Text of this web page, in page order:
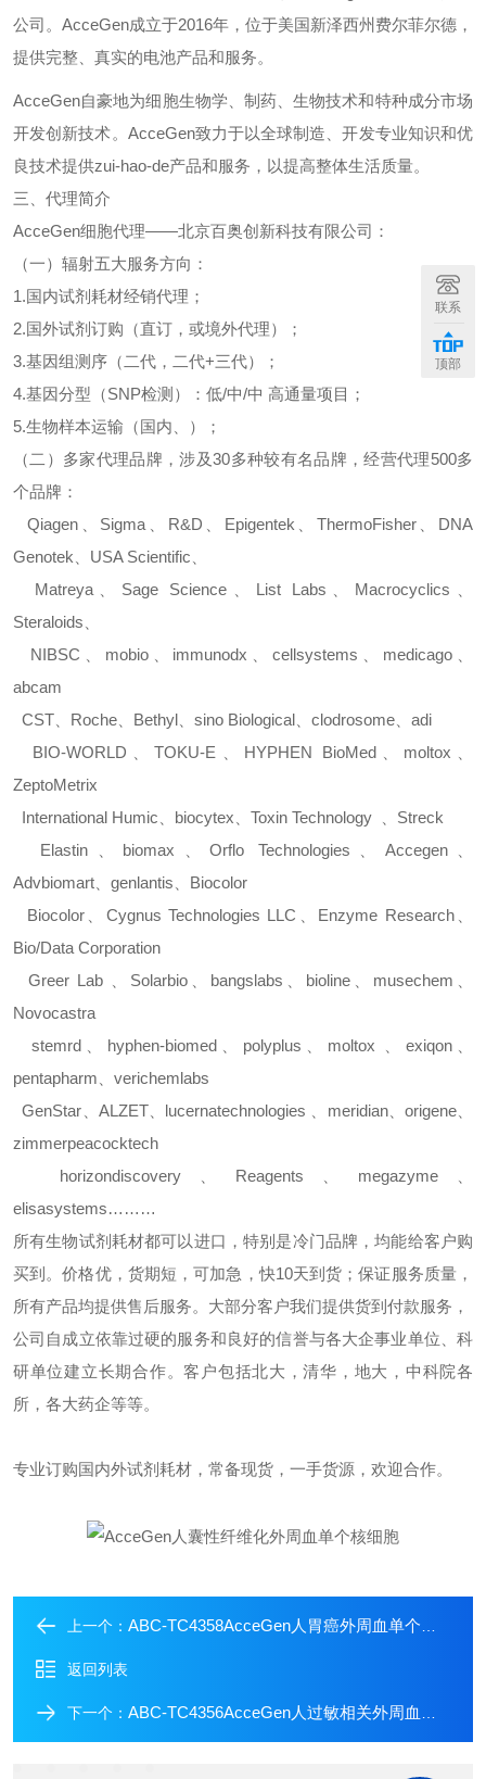
公司。 AcceGen成立于2016年，位于美国新泽西州费尔菲尔德，
提供完整、真实的电池产品和服务。
AcceGen自豪地为细胞生物学、制药、生物技术和特种成分市场
开发创新技术。 AcceGen致力于以全球制造、开发专业知识和优
良技术提供zui-hao-de产品和服务，以提高整体生活质量。
三、代理简介
AcceGen细胞代理——北京百奥创新科技有限公司：
（一）辐射五大服务方向：
1.国内试剂耗材经销代理；
2.国外试剂订购（直订，或境外代理）；
3.基因组测序（二代，二代+三代）；
4.基因分型（SNP检测）：低/中/中 高通量项目；
5.生物样本运输（国内、）；
（二）多家代理品牌，涉及30多种较有名品牌，经营代理500多
个品牌：
Qiagen
Sigma R&D Epigentek ThermoFisher、 DNA
Genotek
USA Scientific
Matreya、 Sage Science List Labs Macrocyclics
Steraloids
NIBSC
mobio、 immunodx 、cellsystems medicago
abcam
CST
Roche Bethyl sino Biological clodrosome
adi
BIO-WORLD 、TOKU-E HYPHEN BioMed、 moltox
ZeptoMetrix
International Humic
biocytex Toxin Technology
Streck
Elastin
biomax Orflo Technologies Accegen、
Advbiomart
genlantis
Biocolor
Biocolor、 Cygnus Technologies LLC Enzyme Research、
Bio/Data Corporation
Greer Lab
Solarbio bangslabs bioline musechem
Novocastra
stemrd、 hyphen-biomed、 polyplus moltox exiqon、
pentapharm
verichemlabs
GenStar
ALZET、 lucernatechnologies meridian、 origene、
zimmerpeacocktech
horizondiscovery、 Reagents megazyme、
elisasystems………
所有生物试剂耗材都可以进口，特别是冷门品牌，均能给客户购
买到。价格优，货期短，可加急，快10天到货；保证服务质量，
所有产品均提供售后服务。大部分客户我们提供货到付款服务，
公司自成立依靠过硬的服务和良好的信誉与各大企事业单位、科
研单位建立长期合作。客户包括北大，清华，地大，中科院各
所，各大药企等等。
专业订购国内外试剂耗材，常备现货，一手货源，欢迎合作。
上一个： ABC-TC4358AcceGen人胃癌外周血单个核细胞
返回列表
下一个： ABC-TC4356AcceGen人过敏相关外周血单个核细胞
联系
顶部